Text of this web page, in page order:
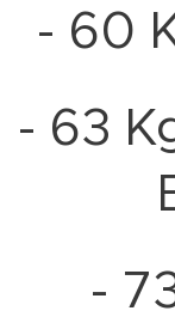
- 60
- 63
-